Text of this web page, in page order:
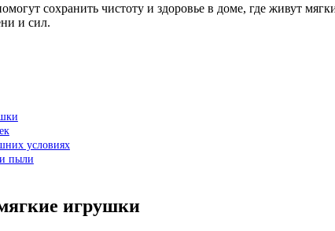
сохранить чистоту и здоровье в доме, где живут
и сил.
условиях
пыли
игрушки